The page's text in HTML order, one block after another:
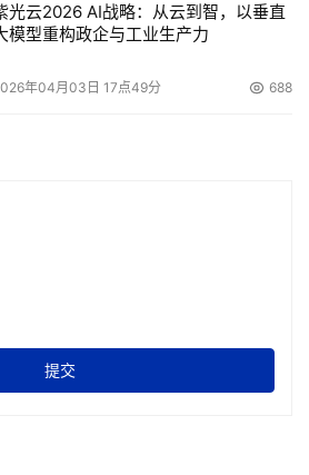
光云2026 AI战略：从云到智，以垂直
模型重构政企与工业生产力
年04月03日 17点49分 688
提交